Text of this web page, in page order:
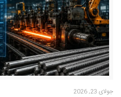
جولای 23, 2026